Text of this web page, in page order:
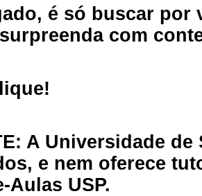
é só buscar por
com
A Universidade
e nem oferece
Aulas USP.